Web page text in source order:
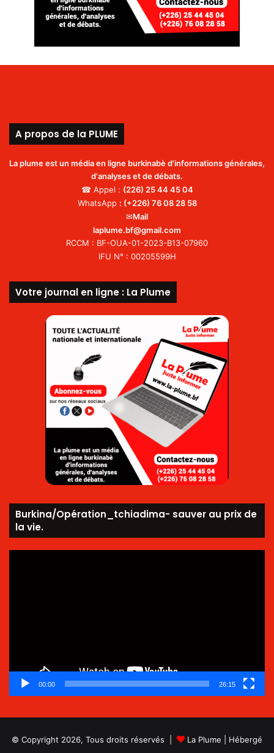
A propos de la PLUME
La plume est un média en ligne burkinabè d'informations générales,
d'analyses et de débats.
☎ Appel : (226) 25 44 45 04
WhatsApp : (+226) 76 08 28 58
✉Mail
laplume.bf@gmail.com
RCCM : BF-OUA-01-2023-B13-07960
IFU N° : 00205599H
Votre journal en ligne : La Plume
Burkina/Opération_tchiadima- sauver au prix de
la vie.
00:00 26:15
© Copyright 2026, Tous droits réservés | La Plume | Hébergé